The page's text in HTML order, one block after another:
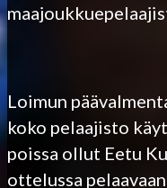
Loimun
koko pelaajisto
poissa ollut Eetu
ottelussa